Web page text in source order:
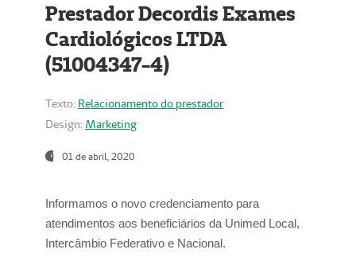
Prestador Decordis Exames
Cardiológicos LTDA
(51004347-4)
Texto: Relacionamento do prestador
Design: Marketing
01 de abril, 2020
Informamos o novo credenciamento para
atendimentos aos beneficiários da Unimed Local,
Intercâmbio Federativo e Nacional.